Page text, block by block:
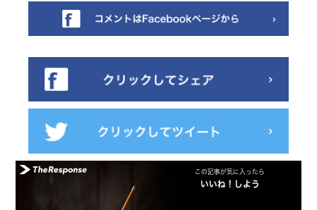
この記事が気に入ったら
いいね！しよう